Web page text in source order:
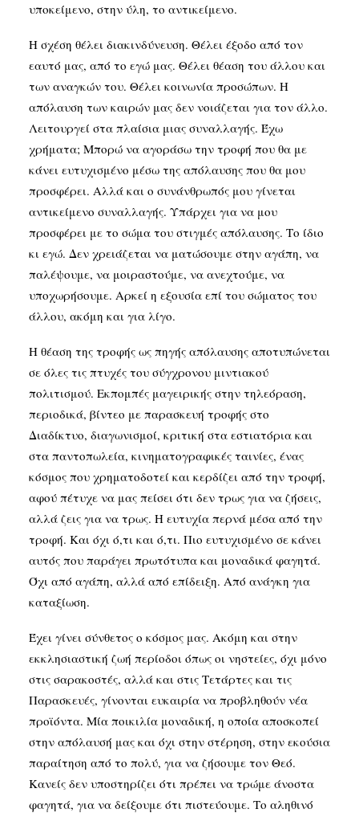
υποκείμενο, στην ύλη, το αντικείμενο.
Η σχέση θέλει διακινδύνευση. Θέλει έξοδο από τον
εαυτό μας, από το εγώ μας. Θέλει θέαση του άλλου και
των αναγκών του. Θέλει κοινωνία προσώπων. Η
απόλαυση των καιρών μας δεν νοιάζεται για τον άλλο.
Λειτουργεί στα πλαίσια μιας συναλλαγής. Έχω
χρήματα; Μπορώ να αγοράσω την τροφή που θα με
κάνει ευτυχισμένο μέσω της απόλαυσης που θα μου
προσφέρει. Αλλά και ο συνάνθρωπός μου γίνεται
αντικείμενο συναλλαγής. Υπάρχει για να μου
προσφέρει με το σώμα του στιγμές απόλαυσης. Το ίδιο
κι εγώ. Δεν χρειάζεται να ματώσουμε στην αγάπη, να
παλέψουμε, να μοιραστούμε, να ανεχτούμε, να
υποχωρήσουμε. Αρκεί η εξουσία επί του σώματος του
άλλου, ακόμη και για λίγο.
Η θέαση της τροφής ως πηγής απόλαυσης αποτυπώνεται
σε όλες τις πτυχές του σύγχρονου μιντιακού
πολιτισμού. Εκπομπές μαγειρικής στην τηλεόραση,
περιοδικά, βίντεο με παρασκευή τροφής στο
Διαδίκτυο, διαγωνισμοί, κριτική στα εστιατόρια και
στα παντοπωλεία, κινηματογραφικές ταινίες, ένας
κόσμος που χρηματοδοτεί και κερδίζει από την τροφή,
αφού πέτυχε να μας πείσει ότι δεν τρως για να ζήσεις,
αλλά ζεις για να τρως. Η ευτυχία περνά μέσα από την
τροφή. Και όχι ό,τι και ό,τι. Πιο ευτυχισμένο σε κάνει
αυτός που παράγει πρωτότυπα και μοναδικά φαγητά.
Όχι από αγάπη, αλλά από επίδειξη. Από ανάγκη για
καταξίωση.
Έχει γίνει σύνθετος ο κόσμος μας. Ακόμη και στην
εκκλησιαστική ζωή περίοδοι όπως οι νηστείες, όχι μόνο
στις σαρακοστές, αλλά και στις Τετάρτες και τις
Παρασκευές, γίνονται ευκαιρία να προβληθούν νέα
προϊόντα. Μία ποικιλία μοναδική, η οποία αποσκοπεί
στην απόλαυσή μας και όχι στην στέρηση, στην εκούσια
παραίτηση από το πολύ, για να ζήσουμε τον Θεό.
Κανείς δεν υποστηρίζει ότι πρέπει να τρώμε άνοστα
φαγητά, για να δείξουμε ότι πιστεύουμε. Το αληθινό